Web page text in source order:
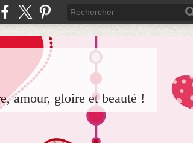
amour, gloire et beauté !